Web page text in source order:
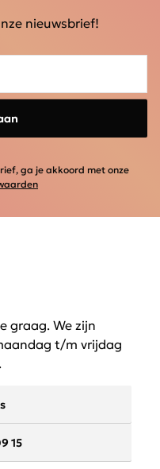
nieuwsbrief!
ga je akkoord met onze
graag. We zijn
t/m vrijdag
15